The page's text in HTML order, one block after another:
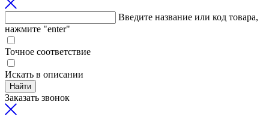
Введите название или код товара,
нажмите "enter"
Точное соответствие
Искать в описании
Найти
Заказать звонок